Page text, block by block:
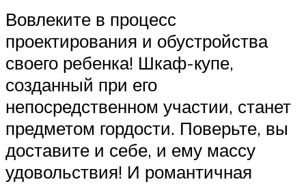
Вовлеките в процесс
проектирования и обустройства
своего ребенка! Шкаф-купе,
созданный при его
непосредственном участии, станет
предметом гордости. Поверьте, вы
доставите и себе, и ему массу
удовольствия! И романтичная